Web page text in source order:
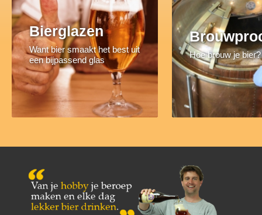
Bierglazen
Want bier smaakt het best uit
een bijpassend glas
Hoe brouw je bier?